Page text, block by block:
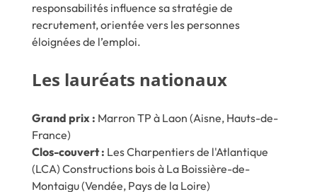
responsabilités influence sa stratégie de
recrutement, orientée vers les personnes
éloignées de l’emploi.
Les lauréats nationaux
Grand prix : Marron TP à Laon (Aisne, Hauts-de-
France)
Clos-couvert : Les Charpentiers de l'Atlantique
(LCA) Constructions bois à La Boissière-de-
Montaigu (Vendée, Pays de la Loire)